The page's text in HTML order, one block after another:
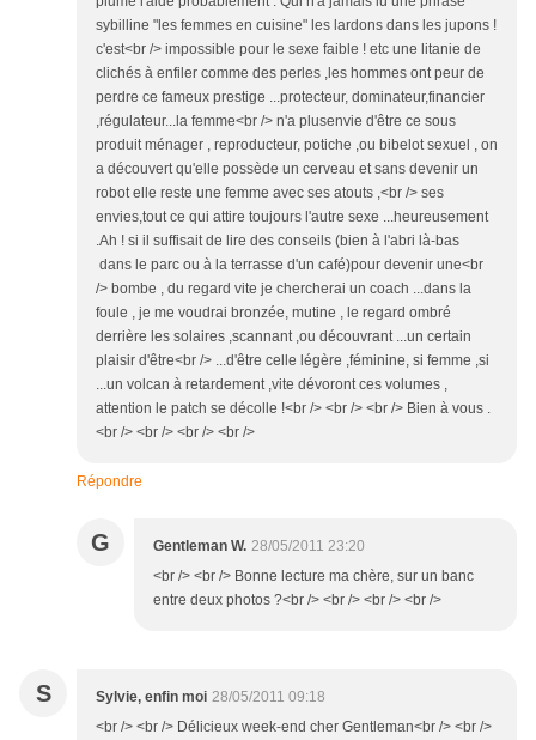
sybilline "les femmes en cuisine" les lardons dans les jupons !
c'est<br /> impossible pour le sexe faible ! etc une litanie de
clichés à enfiler comme des perles ,les hommes ont peur de
perdre ce fameux prestige ...protecteur, dominateur,financier
,régulateur...la femme<br /> n'a plusenvie d'être ce sous
produit ménager , reproducteur, potiche ,ou bibelot sexuel , on
a découvert qu'elle possède un cerveau et sans devenir un
robot elle reste une femme avec ses atouts ,<br /> ses
envies,tout ce qui attire toujours l'autre sexe ...heureusement
.Ah ! si il suffisait de lire des conseils (bien à l'abri là-bas
dans le parc ou à la terrasse d'un café)pour devenir une<br
/> bombe , du regard vite je chercherai un coach ...dans la
foule , je me voudrai bronzée, mutine , le regard ombré
derrière les solaires ,scannant ,ou découvrant ...un certain
plaisir d'être<br /> ...d'être celle légère ,féminine, si femme ,si
...un volcan à retardement ,vite dévoront ces volumes ,
attention le patch se décolle !<br /> <br /> <br /> Bien à vous .
<br /> <br /> <br /> <br />
Répondre
G Gentleman W. 28/05/2011 23:20
<br /> <br /> Bonne lecture ma chère, sur un banc
entre deux photos ?<br /> <br /> <br /> <br />
S Sylvie, enfin moi 28/05/2011 09:18
<br /> <br /> Délicieux week-end cher Gentleman<br /> <br />